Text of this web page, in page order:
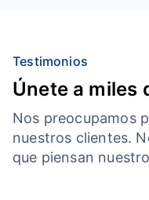
Testimonios
Únete a miles
Nos preocupamos
nuestros clientes.
que piensan